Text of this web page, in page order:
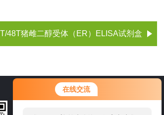
在线交流
48T猪雌二醇受体（ER）ELISA试剂盒
021-60514606